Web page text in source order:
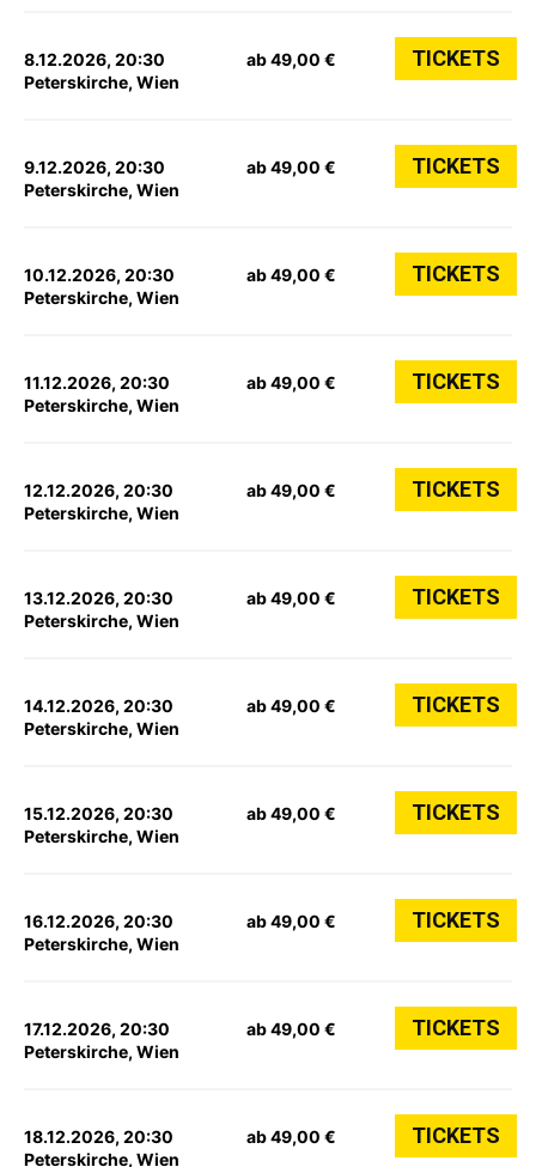
8.12.2026, 20:30
Peterskirche, Wien
ab 49,00 € TICKETS
9.12.2026, 20:30
Peterskirche, Wien
ab 49,00 € TICKETS
10.12.2026, 20:30
Peterskirche, Wien
ab 49,00 € TICKETS
11.12.2026, 20:30
Peterskirche, Wien
ab 49,00 € TICKETS
12.12.2026, 20:30
Peterskirche, Wien
ab 49,00 € TICKETS
13.12.2026, 20:30
Peterskirche, Wien
ab 49,00 € TICKETS
14.12.2026, 20:30
Peterskirche, Wien
ab 49,00 € TICKETS
15.12.2026, 20:30
Peterskirche, Wien
ab 49,00 € TICKETS
16.12.2026, 20:30
Peterskirche, Wien
ab 49,00 € TICKETS
17.12.2026, 20:30
Peterskirche, Wien
ab 49,00 € TICKETS
18.12.2026, 20:30
Peterskirche, Wien
ab 49,00 € TICKETS